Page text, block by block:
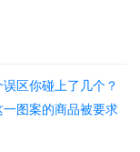
4000+，最多的
成本
区你碰上了几个？
图案的商品被要求